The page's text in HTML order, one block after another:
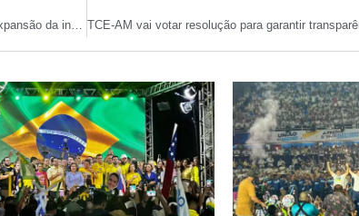
Polo madeireiro do Amazonas cresce 38,7% e lidera expansão da indústria em 2025